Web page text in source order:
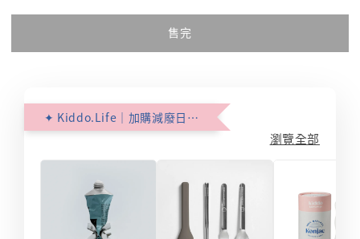
售完
✦ Kiddo.Life｜加購減廢日常 ✦
瀏覽全部